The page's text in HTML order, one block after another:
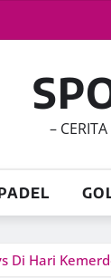
–
Di Hari